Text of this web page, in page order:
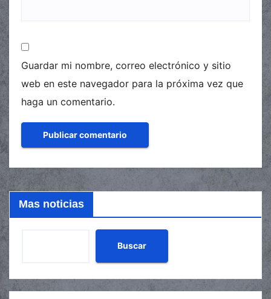
Guardar mi nombre, correo electrónico y sitio
web en este navegador para la próxima vez que
haga un comentario.
Mas noticias
Buscar